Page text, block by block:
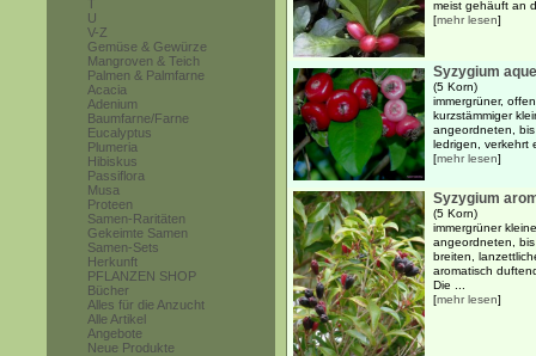
T
U
V-Z
Gemüse & Gewürze
Mangroven & Teich
Palmen & Palmfarne
Acacia
Adenium
Baumfarne/Farne
Eucalyptus
Plumeria
Hibiskus
Passiflora
Musa
Proteen
Samen-Raritäten
Gekeimte Samen
Samen-Sets
Herkunft
PFLANZEN SHOP
Bücher
Alles für die Anzucht
Alle Artikel
Angebote
Neue Produkte
meist gehäuft an
[mehr lesen]
Syzygium
(5 Korn)
immergrüner,
kurzstämmiger
angeordneten,
ledrigen, verkehrt
[mehr lesen]
Syzygium
(5 Korn)
immergrüner
angeordneten,
breiten,
aromatisch
Die ...
[mehr lesen]